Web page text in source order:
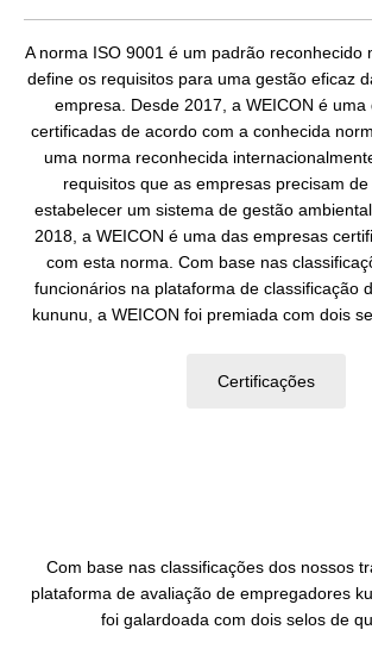
A norma ISO 9001 é um padrão reconhecido
define os requisitos para uma gestão eficaz
empresa. Desde 2017, a WEICON é uma
certificadas de acordo com a conhecida
uma norma reconhecida
requisitos que as empresas precisam
estabelecer um sistema de gestão
2018, a WEICON é uma das empresas
com esta norma. Com base nas
funcionários na plataforma de classificação
kununu, a WEICON foi premiada com dois
Certificações
Com base nas classificações dos nossos
plataforma de avaliação de empregadores
foi galardoada com dois selos de